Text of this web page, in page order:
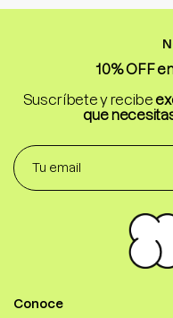
10% OFF
Suscríbete y recibe
que
Conoce